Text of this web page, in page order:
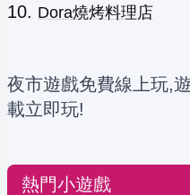
Dora燒烤料理店
夜市遊戲免費線上玩,
載立即玩!
熱門小遊戲